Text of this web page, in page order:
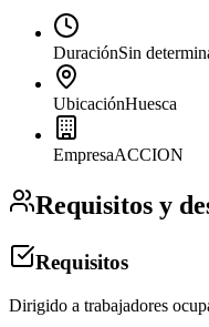
DuraciónSin
UbicaciónHuesca
EmpresaACCION
Requisitos y
Requisitos
Dirigido a trabajadores